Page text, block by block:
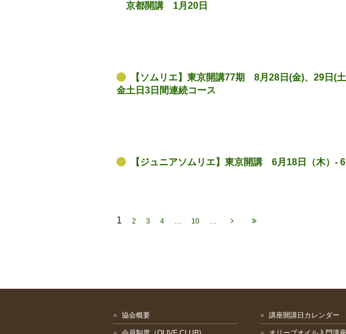
京都開講 1月20日
【ソムリエ】東京開講77期 8月28日(金)、29日(
金土日3日間連続コース
【ジュニアソムリエ】東京開講 6月18日（木）- 6
1 2 3 4 10
協会概要 講座開講日カレンダー